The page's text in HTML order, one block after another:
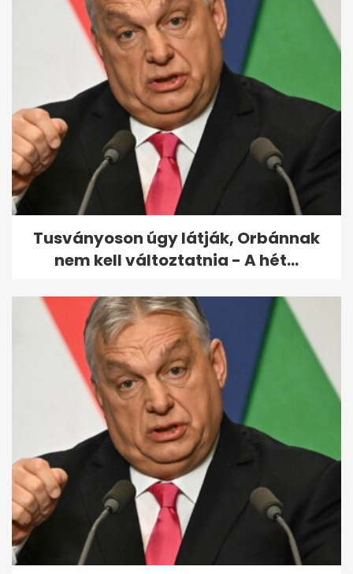
Elképesztő félméteres kilátó
és "nádkorona-sétány" épült...
Tusványoson úgy látják, Orbánnak
nem kell változtatnia - A hét...